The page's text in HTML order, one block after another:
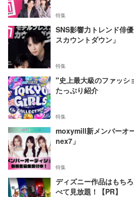
特集
SNS影響力トレンド俳
スカウントダウン」
特集
"史上最大級のファッシ
たっぷり紹介
特集
moxymill新メンバーオ
nex7」
特集
ディズニー作品はもち
べて見放題！【PR】